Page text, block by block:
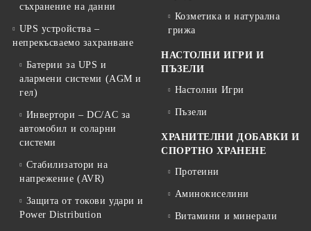
съхранение на данни
UPS устройства –
непрекъсваемо захранване
Батерии за UPS и
алармени системи (AGM и
гел)
Инвертори – DC/AC за
автомобил и соларни
системи
Стабилизатори на
напрежение (AVR)
Защита от токови удари и
Power Distribution
Козметика и натурална
грижа
НАСТОЛНИ ИГРИ И
ПЪЗЕЛИ
Настолни Игри
Пъзели
ХРАНИТЕЛНИ ДОБАВКИ И
СПОРТНО ХРАНЕНЕ
Протеини
Аминокиселини
Витамини и минерали